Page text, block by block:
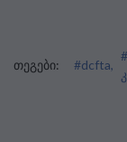
თეგები: #dcfta,